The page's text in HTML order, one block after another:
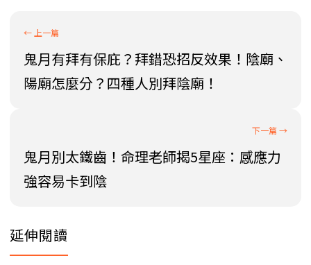
鬼月有拜有保庇？拜錯恐招反效果！陰廟、
陽廟怎麼分？四種人別拜陰廟！
鬼月別太鐵齒！命理老師揭5星座：感應力
強容易卡到陰
延伸閱讀